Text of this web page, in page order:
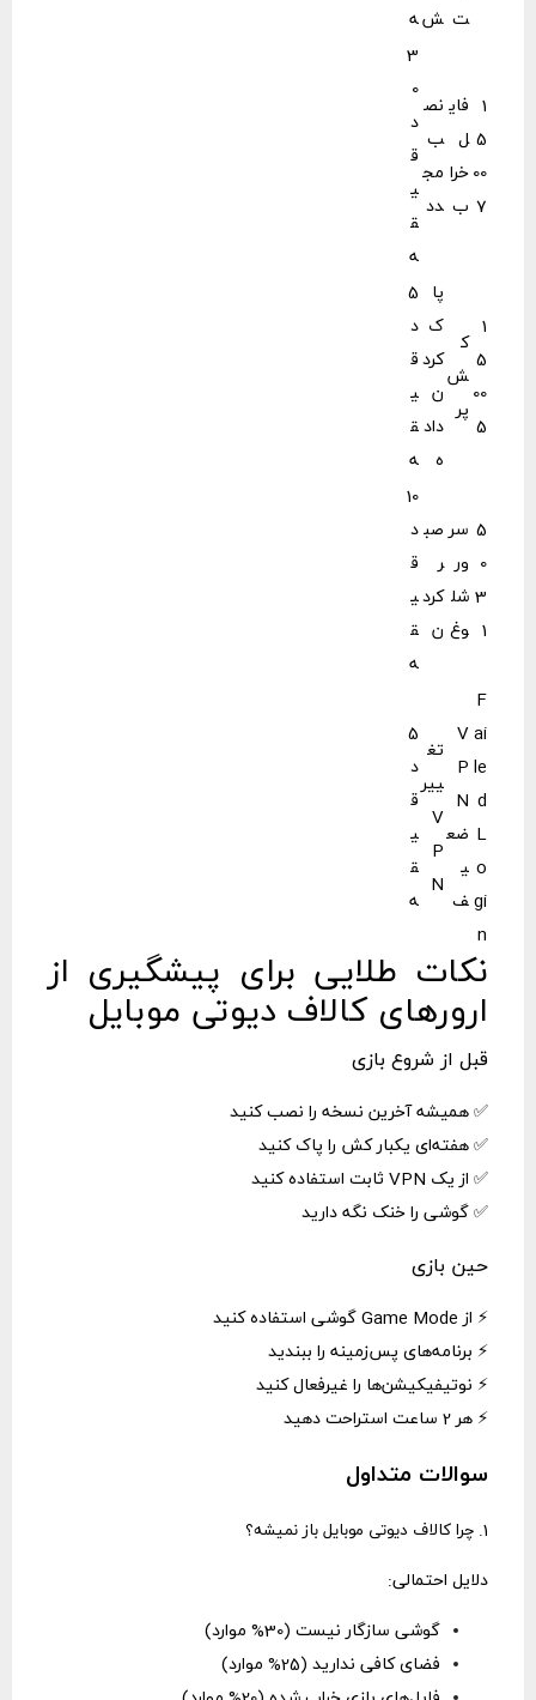
ت شه
1
5
00
7
فای
ل
خرا
ب
نص
ب
مج
دد
3
0
د
ق
ی
ق
ه
1
5
00
5
ک
ش
پر
پا
ک
کرد
ن
داد
ه
5
د
ق
ی
ق
ه
5
0
3
1
سر
ور
شل
وغ
صب
ر
کرد
ن
10
د
ق
ی
ق
ه
F
ai
le
d
L
o
gi
n
V
P
N
ضع
ی
ف
تغ
ییر
V
P
N
5
د
ق
ی
ق
ه
نکات طلایی برای پیشگیری از
ارورهای کالاف دیوتی موبایل
قبل از شروع بازی
✅ همیشه آخرین نسخه را نصب کنید
✅ هفته‌ای یکبار کش را پاک کنید
✅ از یک VPN ثابت استفاده کنید
✅ گوشی را خنک نگه دارید
حین بازی
⚡ از Game Mode گوشی استفاده کنید
⚡ برنامه‌های پس‌زمینه را ببندید
⚡ نوتیفیکیشن‌ها را غیرفعال کنید
⚡ هر 2 ساعت استراحت دهید
سوالات متداول
1. چرا کالاف دیوتی موبایل باز نمیشه؟
دلایل احتمالی:
گوشی سازگار نیست (30% موارد)
فضای کافی ندارید (25% موارد)